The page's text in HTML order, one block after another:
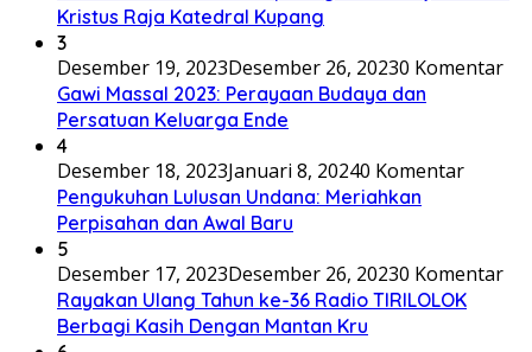
Kristus Raja Katedral Kupang
3
Desember 19, 2023Desember 26, 20230 Komentar
Gawi Massal 2023: Perayaan Budaya dan
Persatuan Keluarga Ende
4
Desember 18, 2023Januari 8, 20240 Komentar
Pengukuhan Lulusan Undana: Meriahkan
Perpisahan dan Awal Baru
5
Desember 17, 2023Desember 26, 20230 Komentar
Rayakan Ulang Tahun ke-36 Radio TIRILOLOK
Berbagi Kasih Dengan Mantan Kru